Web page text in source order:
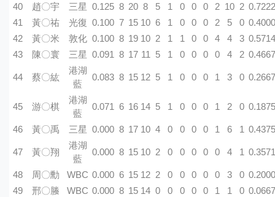
40
趙〇宇 三星 0.125 8 20 8 5 1 0 0 0 2 10 2 0.7222
41
黃〇祐 光復 0.100 7 15 10 6 1 0 0 0 2 5 0 0.4000
42
黃〇米 敦化 0.100 8 19 10 2 1 1 0 0 4 4 3 0.5714
43
陳〇寰 三星 0.091 8 17 11 5 1 0 0 0 0 4 2 0.4667
44 蔡〇紘
港湖
藍
0.083 8 15 12 5 1 0 0 0 1 3 0 0.2667
45 游〇棋
港湖
藍
0.071 6 16 14 5 1 0 0 0 1 2 0 0.1875
46 黃〇禹 三星 0.000 8 17 10 4 0 0 0 0 1 6 1 0.4375
47 黃〇翔
港湖
藍
0.000 8 15 10 2 0 0 0 0 0 4 1 0.3571
48 周〇勳 WBC 0.000 6 15 12 2 0 0 0 0 0 3 0 0.2000
49
邢〇螣 WBC 0.000 8 15 14 0 0 0 0 0 1 1 0 0.0667